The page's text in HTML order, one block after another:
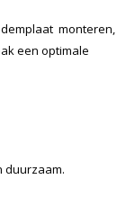
monteren,
een optimale
duurzaam.